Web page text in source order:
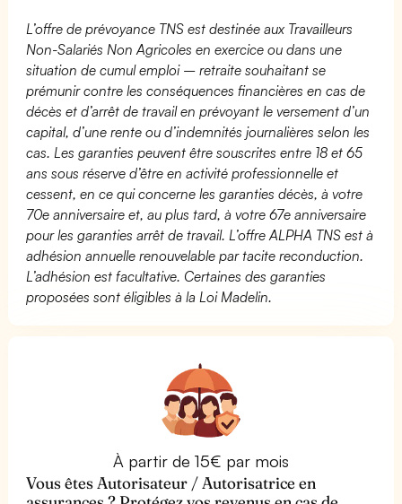
L’offre de prévoyance TNS est destinée aux Travailleurs
Non-Salariés Non Agricoles en exercice ou dans une
situation de cumul emploi – retraite souhaitant se
prémunir contre les conséquences financières en cas de
décès et d’arrêt de travail en prévoyant le versement d’un
capital, d’une rente ou d’indemnités journalières selon les
cas. Les garanties peuvent être souscrites entre 18 et 65
ans sous réserve d’être en activité professionnelle et
cessent, en ce qui concerne les garanties décès, à votre
70e anniversaire et, au plus tard, à votre 67e anniversaire
pour les garanties arrêt de travail. L’offre ALPHA TNS est à
adhésion annuelle renouvelable par tacite reconduction.
L’adhésion est facultative. Certaines des garanties
proposées sont éligibles à la Loi Madelin.
À partir de 15€ par mois
Vous êtes Autorisateur / Autorisatrice en